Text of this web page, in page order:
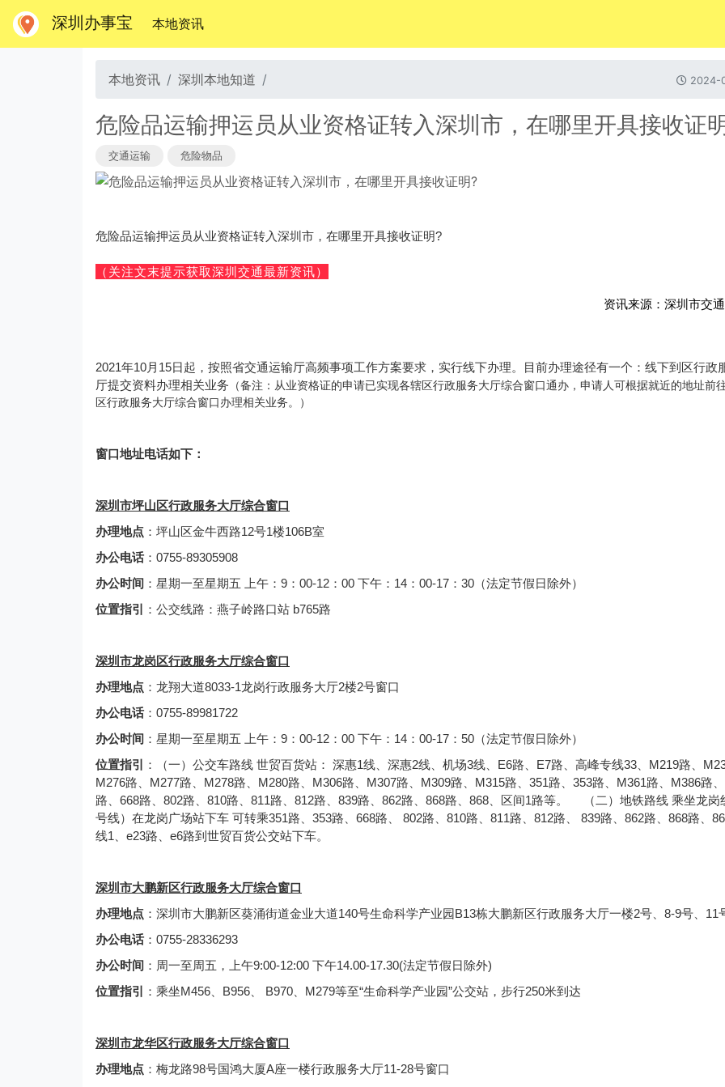
深圳办事宝 本地资讯(当前)
本地资讯 深圳本地知道 2024-
危险品运输押运员从业资格证转入深圳市，在哪里开具接收证
交通运输 危险物品
危险品运输押运员从业资格证转入深圳市，在哪里开具接收证明?
（关注文末提示获取深圳交通最新资讯）
资讯来源： 深圳市交
2021年10月15日起，按照省交通运输厅高频事项工作方案要求，实行线下办理。目前办理途径有一个：线下到区行政
厅提交资料办理相关业务 （备注：从业资格证的申请已实现各辖区行政服务大厅综合窗口通办，申请人可根据就近的地址前
区行政服务大厅综合窗口办理相关业务。）
窗口地址电话如下：
深圳市坪山区行政服务大厅综合窗口
办理地点 ：坪山区金牛西路12号1楼106B室
办公电话：0755-89305908
办公时间 ：星期一至星期五 上午：9：00-12：00 下午：14：00-17：30（法定节假日除外）
位置指引
：公交线路：燕子岭路口站 b765路
深圳市龙岗区行政服务大厅综合窗口
办理地点 ：龙翔大道8033-1龙岗行政服务大厅2楼2号窗口
办公电话：0755-89981722
办公时间 ：星期一至星期五 上午：9：00-12：00 下午：14：00-17：50（法定节假日除外）
位置指引
：（一）公交车路线 世贸百货站： 深惠1线、深惠2线、机场3线、E6路、E7路、高峰专线33、M219路、
M276路、M277路、M278路、M280路、M306路、M307路、M309路、M315路、351路、353路、M361路、M386路
路、668路、802路、810路、811路、812路、839路、862路、868路、868、区间1路等。 （二）地铁路线 乘坐龙岗
号线）在龙岗广场站下车 可转乘351路、353路、668路、 802路、810路、811路、812路、 839路、862路、868路、
线1、e23路、e6路到世贸百货公交站下车。
深圳市大鹏新区行政服务大厅综合窗口
办理地点 ：深圳市大鹏新区葵涌街道金业大道140号生命科学产业园B13栋大鹏新区行政服务大厅一楼2号、8-9号、11
办公电话：0755-28336293
办公时间 ：周一至周五，上午9:00-12:00 下午14.00-17.30(法定节假日除外)
位置指引
：乘坐M456、B956、 B970、M279等至“生命科学产业园”公交站，步行250米到达
深圳市龙华区行政服务大厅综合窗口
办理地点 ：梅龙路98号国鸿大厦A座一楼行政服务大厅11-28号窗口